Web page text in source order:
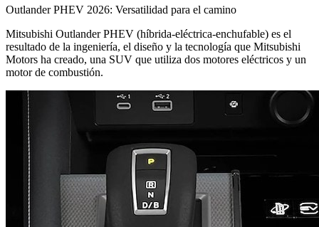
Outlander PHEV 2026: Versatilidad para el camino
Mitsubishi Outlander PHEV (híbrida-eléctrica-enchufable) es el
resultado de la ingeniería, el diseño y la tecnología que Mitsubishi
Motors ha creado, una SUV que utiliza dos motores eléctricos y un
motor de combustión.